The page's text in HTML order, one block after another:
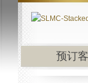
预订